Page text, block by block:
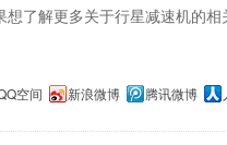
想了解更多关于行星减速机的
空间 新浪微博 腾讯微博